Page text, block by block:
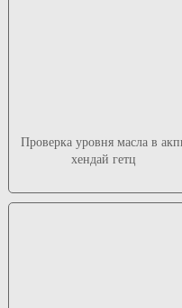
Проверка уровня масла в
хендай гетц